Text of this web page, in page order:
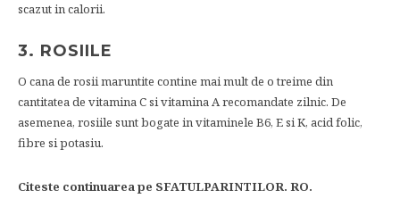
scazut in calorii.
3. ROSIILE
O cana de rosii maruntite contine mai mult de o treime din
cantitatea de vitamina C si vitamina A recomandate zilnic. De
asemenea, rosiile sunt bogate in vitaminele B6, E si K, acid folic,
fibre si potasiu.
Citeste continuarea pe SFATULPARINTILOR. RO.